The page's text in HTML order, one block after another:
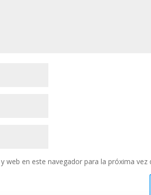
web en este navegador para la próxima vez